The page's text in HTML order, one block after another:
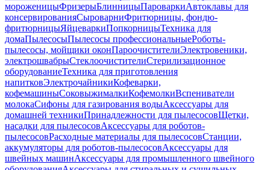
мороженицыФризерыБлинницыПароваркиАвтоклавы для
консервированияСыроварниФритюрницы, фондю-
фритюрницыЯйцеваркиПопкорницыТехника для
домаПылесосыПылесосы профессиональныеРоботы-
пылесосы, мойщики оконПароочистителиЭлектровеники,
электрошвабрыСтеклоочистителиСтерилизационное
оборудованиеТехника для приготовления
напитковЭлектрочайникиКофеварки,
кофемашиныСоковыжималкиКофемолкиВспениватели
молокаСифоны для газирования водыАксессуары для
домашней техникиПринадлежности для пылесосовЩетки,
насадки для пылесосовАксессуары для роботов-
пылесосовРасходные материалы для пылесосовСтанции,
аккумуляторы для роботов-пылесосовАксессуары для
швейных машинАксессуары для промышленного швейного